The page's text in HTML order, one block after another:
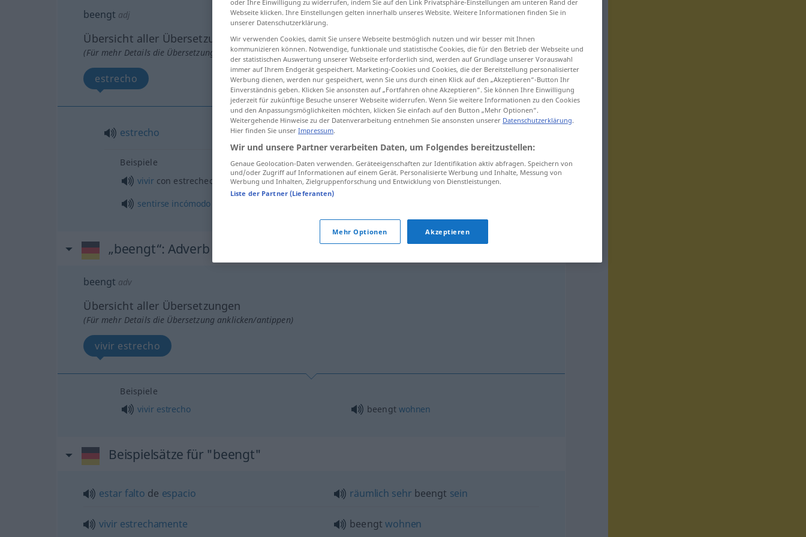
beengt adj
Übersicht aller Übersetzungen
(Für mehr Details die Übersetzung anklicken/antippen)
estrecho
estrecho
Beispiele
vivircon estrecheces in beengten Verhältnissenwohnen
sentirse incómodo
„beengt“: Adverb
beengt adv
Übersicht aller Übersetzungen
(Für mehr Details die Übersetzung anklicken/antippen)
vivir estrecho
Beispiele
vivir estrecho beengt wohnen
Beispielsätze für "beengt"
estar falto de espacio räumlich sehr beengt sein
vivir estrechamente beengtwohnen
oder Ihre Einwilligung zu widerrufen, indem Sie auf den Link Privatsphäre-Einstellungen am unteren Rand der
Webseite klicken. Ihre Einstellungen gelten innerhalb unseres Website. Weitere Informationen finden Sie in
unserer Datenschutzerklärung.
Wir verwenden Cookies, damit Sie unsere Webseite bestmöglich nutzen und wir besser mit Ihnen
kommunizieren können. Notwendige, funktionale und statistische Cookies, die für den Betrieb der Webseite und
der statistischen Auswertung unserer Webseite erforderlich sind, werden auf Grundlage unserer Vorauswahl
immer auf Ihrem Endgerät gespeichert. Marketing-Cookies und Cookies, die der Bereitstellung personalisierter
Werbung dienen, werden nur gespeichert, wenn Sie uns durch einen Klick auf den „Akzeptieren“-Button Ihr
Einverständnis geben. Klicken Sie ansonsten auf „Fortfahren ohne Akzeptieren“. Sie können Ihre Einwilligung
jederzeit für zukünftige Besuche unserer Webseite widerrufen. Wenn Sie weitere Informationen zu den Cookies
und den Anpassungsmöglichkeiten möchten, klicken Sie einfach auf den Button „Mehr Optionen“.
Weitergehende Hinweise zu der Datenverarbeitung entnehmen Sie ansonsten unserer Datenschutzerklärung.
Hier finden Sie unser Impressum.
Wir und unsere Partner verarbeiten Daten, um Folgendes bereitzustellen:
Genaue Geolocation-Daten verwenden. Geräteeigenschaften zur Identifikation aktiv abfragen. Speichern von
und/oder Zugriff auf Informationen auf einem Gerät. Personalisierte Werbung und Inhalte, Messung von
Werbung und Inhalten, Zielgruppenforschung und Entwicklung von Dienstleistungen.
Liste der Partner (Lieferanten)
Mehr Optionen Akzeptieren